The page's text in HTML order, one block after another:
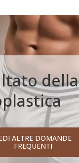
della
ALTRE DOMANDE
FREQUENTI